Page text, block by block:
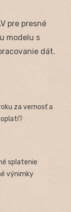
pre presné
modelu s
dát.
za vernosť a
splatenie
výnimky